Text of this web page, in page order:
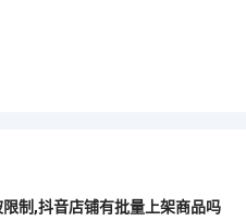
制,抖音店铺有批量上架商品吗